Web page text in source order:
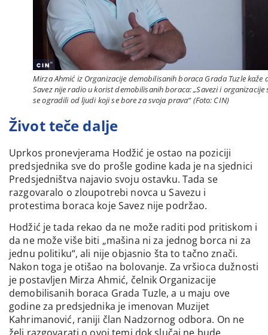
Mirza Ahmić iz Organizacije demobilisanih boraca Grada Tuzle kaže
Savez nije radio u korist demobilisanih boraca: „Savezi i organizacije
se ogradili od ljudi koji se bore za svoja prava“ (Foto: CIN)
Život teče dalje
Uprkos pronevjerama Hodžić je ostao na poziciji
predsjednika sve do prošle godine kada je na sjednici
Predsjedništva najavio svoju ostavku. Tada se
razgovaralo o zloupotrebi novca u Savezu i
protestima boraca koje Savez nije podržao.
Hodžić je tada rekao da ne može raditi pod pritiskom i
da ne može više biti „mašina ni za jednog borca ni za
jednu politiku“, ali nije objasnio šta to tačno znači.
Nakon toga je otišao na bolovanje. Za vršioca dužnosti
je postavljen Mirza Ahmić, čelnik Organizacije
demobilisanih boraca Grada Tuzle, a u maju ove
godine za predsjednika je imenovan Muzijet
Kahrimanović, raniji član Nadzornog odbora. On ne